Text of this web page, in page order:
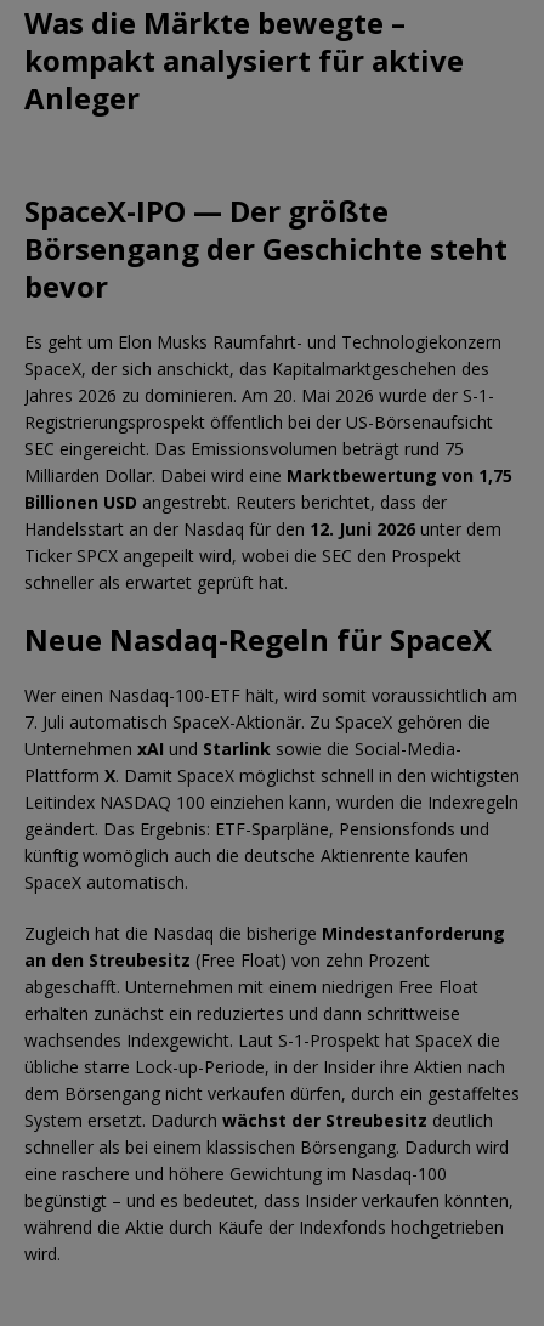
Was die Märkte bewegte –
kompakt analysiert für aktive
Anleger
SpaceX-IPO — Der größte
Börsengang der Geschichte steht
bevor
Es geht um Elon Musks Raumfahrt- und Technologiekonzern
SpaceX, der sich anschickt, das Kapitalmarktgeschehen des
Jahres 2026 zu dominieren. Am 20. Mai 2026 wurde der S-1-
Registrierungsprospekt öffentlich bei der US-Börsenaufsicht
SEC eingereicht. Das Emissionsvolumen beträgt rund 75
Milliarden Dollar. Dabei wird eine Marktbewertung von 1,75
Billionen USD angestrebt. Reuters berichtet, dass der
Handelsstart an der Nasdaq für den 12. Juni 2026 unter dem
Ticker SPCX angepeilt wird, wobei die SEC den Prospekt
schneller als erwartet geprüft hat.
Neue Nasdaq-Regeln für SpaceX
Wer einen Nasdaq-100-ETF hält, wird somit voraussichtlich am
7. Juli automatisch SpaceX-Aktionär. Zu SpaceX gehören die
Unternehmen xAI und Starlink sowie die Social-Media-
Plattform X. Damit SpaceX möglichst schnell in den wichtigsten
Leitindex NASDAQ 100 einziehen kann, wurden die Indexregeln
geändert. Das Ergebnis: ETF-Sparpläne, Pensionsfonds und
künftig womöglich auch die deutsche Aktienrente kaufen
SpaceX automatisch.
Zugleich hat die Nasdaq die bisherige Mindestanforderung
an den Streubesitz (Free Float) von zehn Prozent
abgeschafft. Unternehmen mit einem niedrigen Free Float
erhalten zunächst ein reduziertes und dann schrittweise
wachsendes Indexgewicht. Laut S-1-Prospekt hat SpaceX die
übliche starre Lock-up-Periode, in der Insider ihre Aktien nach
dem Börsengang nicht verkaufen dürfen, durch ein gestaffeltes
System ersetzt. Dadurch wächst der Streubesitz deutlich
schneller als bei einem klassischen Börsengang. Dadurch wird
eine raschere und höhere Gewichtung im Nasdaq-100
begünstigt – und es bedeutet, dass Insider verkaufen könnten,
während die Aktie durch Käufe der Indexfonds hochgetrieben
wird.